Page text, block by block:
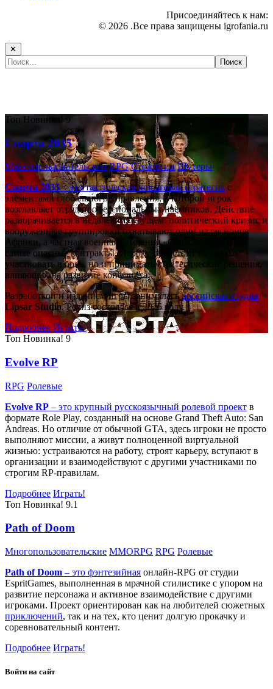
Присоединяйтесь к нам:
© 2026 .Все права защищены igrofania.ru
✕
Топ Новинка! 9
Спарта 2035
Многопользовательские RPG Стратегии Шутеры
Спарта 2035– это тактическаяпошаговая стратегияс
элементами глобального управления, в которой игрок
возглавляет отряд профессиональных наёмников. Действие
разворачивается в недалёком будущем: политический кризис и
вооружённые группировки охватывают один из регионов
Африки, а частная военная компания «Спарта» берётся за
самые опасные контракты. Игроку предстоит не только
участвовать в боях, но и принимать стратегические решения,
влияющие на развитие конфликта.
Разработкой и изданием игры занималасьроссийская студия
Lipsar Studio. Релиз состоялся в 2025 году.
Подробнее Играть!
Топ Новинка! 9
Evolve RP
RPG Ролевые
Evolve RP – это крупный русскоязычный ролевой проект в
формате Role Play, созданный на основе Grand Theft Auto: San
Andreas. Но отличие от обычной GTA, здесь игроки не просто
выполняют миссии, а живут полноценной виртуальной
жизнью: устраиваются на работу, строят карьеру, вступают в
организации и взаимодействуют с другими участниками по
строгим RP-правилам.
Подробнее Играть!
Топ Новинка! 9.1
Path of Doom
Многопользовательские MMORPG RPG Ролевые
Path of Doom – это фэнтезийная онлайн-RPG от студии
EspritGames, выполненная в мрачной стилистике с упором на
развитие персонажа и активное взаимодействие с другими
игроками. Проект ориентирован как на любителей сюжетных
приключений, так и на тех, кто ценит долгую прокачку и
соревновательный контент.
Подробнее Играть!
Войти на сайт